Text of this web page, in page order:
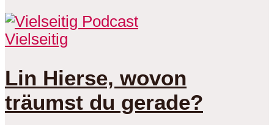
Vielseitig
Lin Hierse, wovon
träumst du gerade?